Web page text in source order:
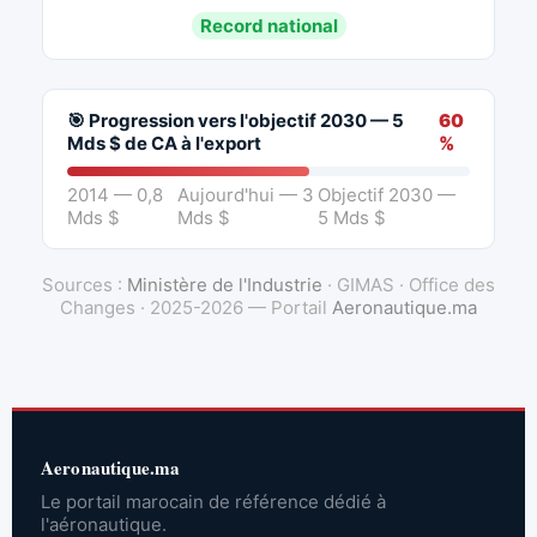
Record national
🎯 Progression vers l'objectif 2030 — 5
Mds $ de CA à l'export
60
%
2014 — 0,8
Mds $
Aujourd'hui — 3
Mds $
Objectif 2030 —
5 Mds $
Sources : Ministère de l'Industrie · GIMAS · Office des
Changes · 2025-2026 — Portail Aeronautique.ma
Aeronautique.ma
Le portail marocain de référence dédié à
l'aéronautique.